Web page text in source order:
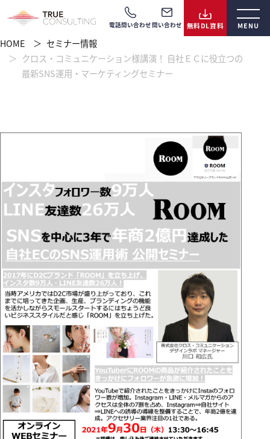
電話問い合わせ問い合わせ
HOME
セミナー情報
クロス・コミュニケーション様講演！ 自社ＥＣに役立つの
最新SNS運用・マーケティングセミナー